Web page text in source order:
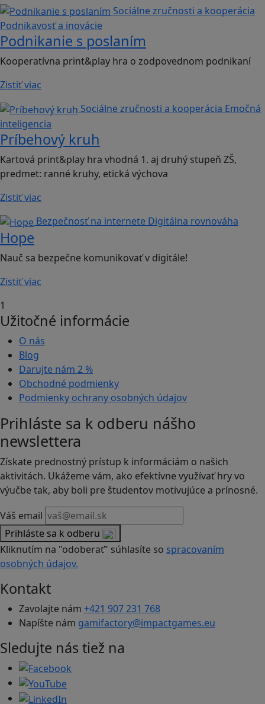
Sociálne zručnosti a kooperácia
Podnikavosť a inovácie
Podnikanie s poslaním
Kooperatívna print&play hra o zodpovednom podnikaní
Zistiť viac
Sociálne zručnosti a kooperácia Emočná
inteligencia
Príbehový kruh
Kartová print&play hra vhodná 1. aj druhý stupeň ZŠ,
predmet: ranné kruhy, etická výchova
Zistiť viac
Bezpečnosť na internete Digitálna rovnováha
Hope
Nauč sa bezpečne komunikovať v digitále!
Zistiť viac
1
Užitočné informácie
O nás
Blog
Darujte nám 2 %
Obchodné podmienky
Podmienky ochrany osobných údajov
Prihláste sa k odberu nášho
newslettera
Získate prednostný prístup k informáciám o našich
aktivitách. Ukážeme vám, ako efektívne využívať hry vo
výučbe tak, aby boli pre študentov motivujúce a prínosné.
Váš email
Prihláste sa k odberu
Kliknutím na "odoberať" súhlasíte so spracovaním
osobných údajov.
Kontakt
Zavolajte nám +421 907 231 768
Napíšte nám gamifactory@impactgames.eu
Sledujte nás tiež na